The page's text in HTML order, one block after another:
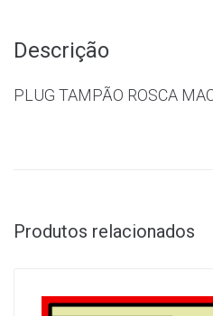
Descrição
PLUG TAMPÃO ROSCA
Produtos relacionados